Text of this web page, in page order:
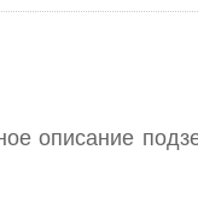
описание